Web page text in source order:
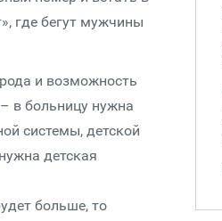
где бегут мужчины
и возможность
в больницу нужна
системы, детской
детская
больше, то